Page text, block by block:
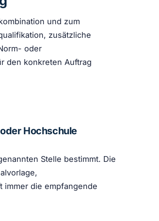
und zum
zusätzliche
oder
den konkreten Auftrag
Hochschule
Stelle bestimmt. Die
immer die empfangende